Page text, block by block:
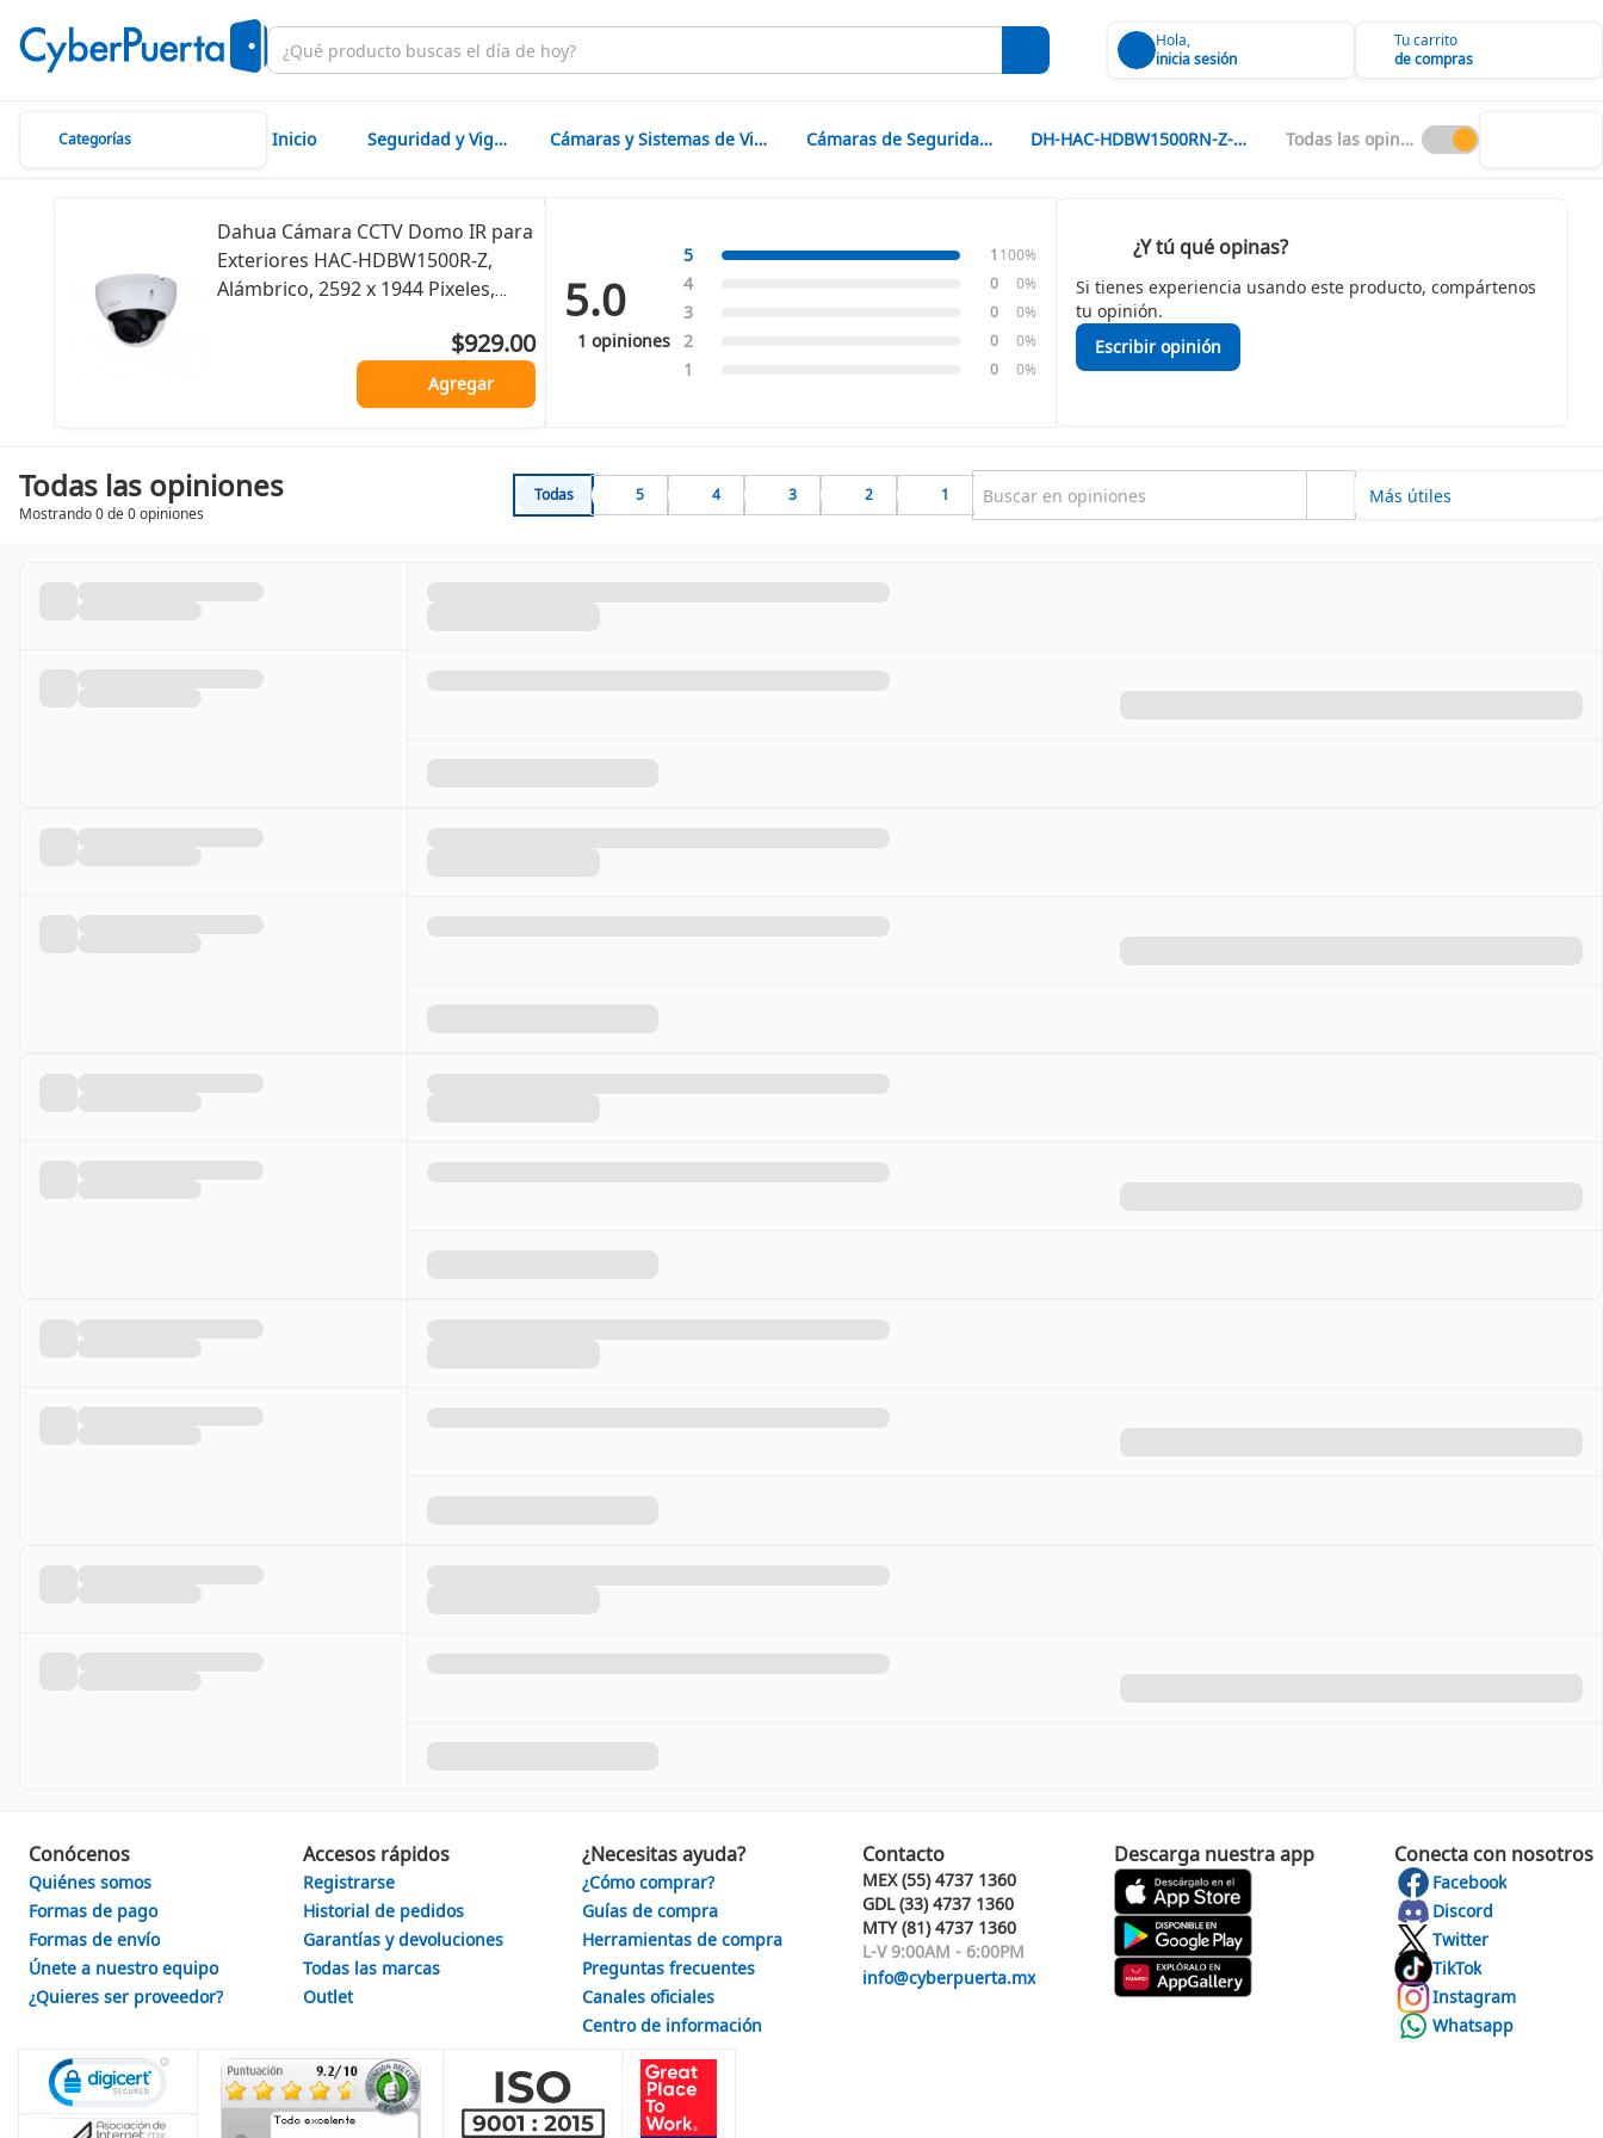
Hola,
inicia sesión
Tu carrito
de compras
Categorías Inicio Seguridad y Vigilancia Cámaras y Sistemas de Vigilancia Cámaras de Seguridad CCTV DH-HAC-HDBW1500RN-Z-2712-S2 Todas las opiniones
Dahua Cámara CCTV Domo IR para
Exteriores HAC-HDBW1500R-Z,
Alámbrico, 2592 x 1944 Pixeles,
$929.00
Agregar
5.0
1 opiniones
5 1 100%
4 0 0%
3 0 0%
2 0 0%
1 0 0%
¿Y tú qué opinas?
Si tienes experiencia usando este producto, compártenos
tu opinión.
Escribir opinión
Todas las opiniones
Mostrando 0 de 0 opiniones
Todas 5 4 3 2 1
Conócenos
Quiénes somos
Formas de pago
Formas de envío
Únete a nuestro equipo
¿Quieres ser proveedor?
Accesos rápidos
Registrarse
Historial de pedidos
Garantías y devoluciones
Todas las marcas
Outlet
¿Necesitas ayuda?
¿Cómo comprar?
Guías de compra
Herramientas de compra
Preguntas frecuentes
Canales oficiales
Centro de información
Contacto
MEX (55) 4737 1360
GDL (33) 4737 1360
MTY (81) 4737 1360
L-V 9:00AM - 6:00PM
info@cyberpuerta.mx
Descarga nuestra app Conecta con nosotros
Facebook
Discord
Twitter
TikTok
Instagram
Whatsapp